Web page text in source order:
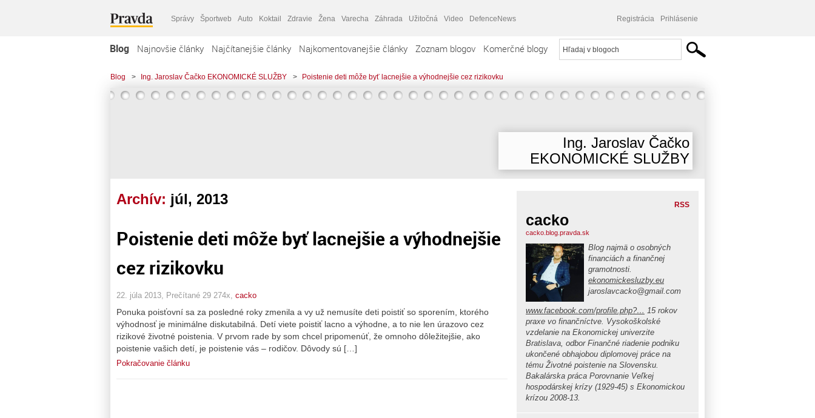
Správy Športweb Auto Koktail Zdravie Žena Varecha Záhrada Užitočná Video DefenceNews Registrácia Prihlásenie
Blog Najnovšie články Najčítanejšie články Najkomentovanejšie články Zoznam blogov Komerčné blogy
Blog > Ing. Jaroslav Čačko EKONOMICKÉ SLUŽBY > Poistenie deti môže byť lacnejšie a výhodnejšie cez rizikovku
Ing. Jaroslav Čačko
EKONOMICKÉ SLUŽBY
Archív: júl, 2013
Poistenie deti môže byť lacnejšie a výhodnejšie
cez rizikovku
22. júla 2013, Prečítané 29 274x, cacko
Ponuka poisťovní sa za posledné roky zmenila a vy už nemusíte deti poistiť so sporením, ktorého
výhodnosť je minimálne diskutabilná. Detí viete poistiť lacno a výhodne, a to nie len úrazovo cez
rizikové životné poistenia. V prvom rade by som chcel pripomenúť, že omnoho dôležitejšie, ako
poistenie vašich detí, je poistenie vás – rodičov. Dôvody sú […]
Pokračovanie článku
RSS
cacko
cacko.blog.pravda.sk
Blog najmä o osobných
financiách a finančnej
gramotnosti.
ekonomickesluzby.eu
jaroslavcacko@gmail.com
www.facebook.com/profile.php?… 15 rokov
praxe vo finančníctve. Vysokoškolské
vzdelanie na Ekonomickej univerzite
Bratislava, odbor Finančné riadenie podniku
ukončené obhajobou diplomovej práce na
tému Životné poistenie na Slovensku.
Bakalárska práca Porovnanie Veľkej
hospodárskej krízy (1929-45) s Ekonomickou
krízou 2008-13.